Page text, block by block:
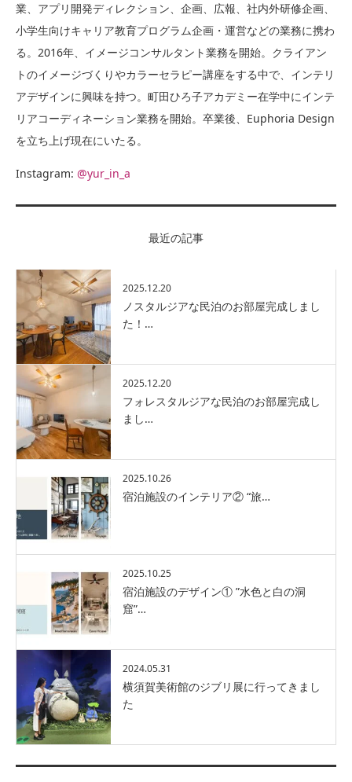
業、アプリ開発ディレクション、企画、広報、社内外研修企画、
小学生向けキャリア教育プログラム企画・運営などの業務に携わ
る。2016年、イメージコンサルタント業務を開始。クライアン
トのイメージづくりやカラーセラピー講座をする中で、インテリ
アデザインに興味を持つ。町田ひろ子アカデミー在学中にインテ
リアコーディネーション業務を開始。卒業後、Euphoria Design
を立ち上げ現在にいたる。
Instagram: @yur_in_a
最近の記事
2025.12.20
ノスタルジアな民泊のお部屋完成しまし
た！…
2025.12.20
フォレスタルジアな民泊のお部屋完成し
まし…
2025.10.26
宿泊施設のインテリア② “旅…
2025.10.25
宿泊施設のデザイン① ”水色と白の洞
窟”…
2024.05.31
横須賀美術館のジブリ展に行ってきまし
た